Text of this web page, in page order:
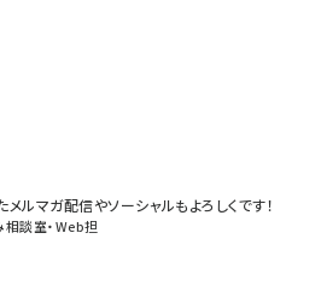
ルマガ配信やソーシャルもよろしくです！
相談室・Web担